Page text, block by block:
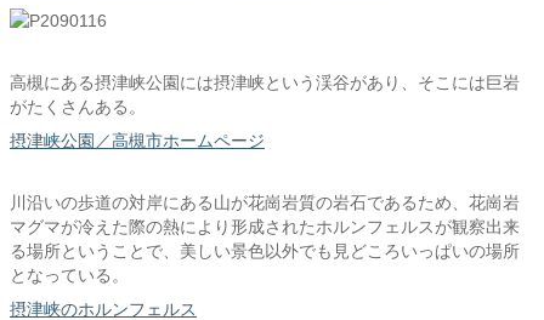
高槻にある摂津峡公園には摂津峡という渓谷があり、そこには巨岩
がたくさんある。
摂津峡公園／高槻市ホームページ
川沿いの歩道の対岸にある山が花崗岩質の岩石であるため、花崗岩
マグマが冷えた際の熱により形成されたホルンフェルスが観察出来
る場所ということで、美しい景色以外でも見どころいっぱいの場所
となっている。
摂津峡のホルンフェルス